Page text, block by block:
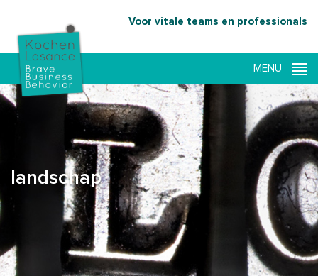
Voor vitale teams en professionals
landschap